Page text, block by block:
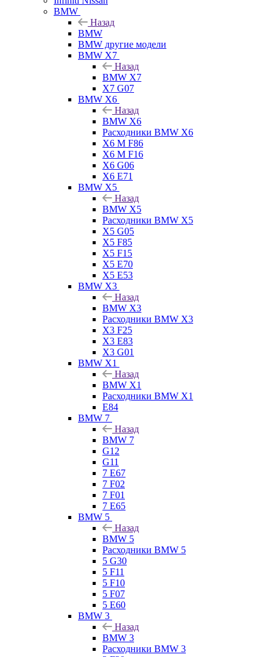
BMW
Назад
BMW
BMW другие модели
BMW X7
Назад
BMW X7
X7 G07
BMW X6
Назад
BMW X6
Расходники BMW X6
X6 M F86
X6 M F16
X6 G06
X6 E71
BMW X5
Назад
BMW X5
Расходники BMW X5
X5 G05
X5 F85
X5 F15
X5 E70
X5 E53
BMW X3
Назад
BMW X3
Расходники BMW X3
X3 F25
X3 E83
X3 G01
BMW X1
Назад
BMW X1
Расходники BMW X1
E84
BMW 7
Назад
BMW 7
G12
G11
7 Е67
7 F02
7 F01
7 E65
BMW 5
Назад
BMW 5
Расходники BMW 5
5 G30
5 F11
5 F10
5 F07
5 E60
BMW 3
Назад
BMW 3
Расходники BMW 3